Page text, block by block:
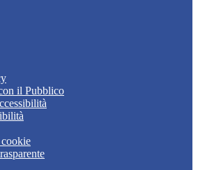
il Pubblico
cookie